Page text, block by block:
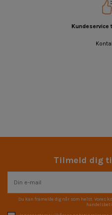
Kundeservice
Tilmeld dig
Du kan framelde dig når som helst. Vores